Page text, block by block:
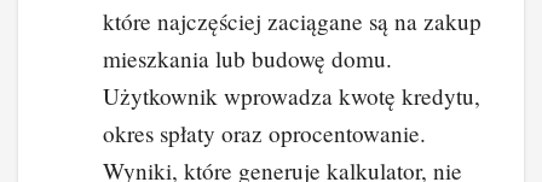
które najczęściej zaciągane są na zakup
mieszkania lub budowę domu.
Użytkownik wprowadza kwotę kredytu,
okres spłaty oraz oprocentowanie.
Wyniki, które generuje kalkulator, nie